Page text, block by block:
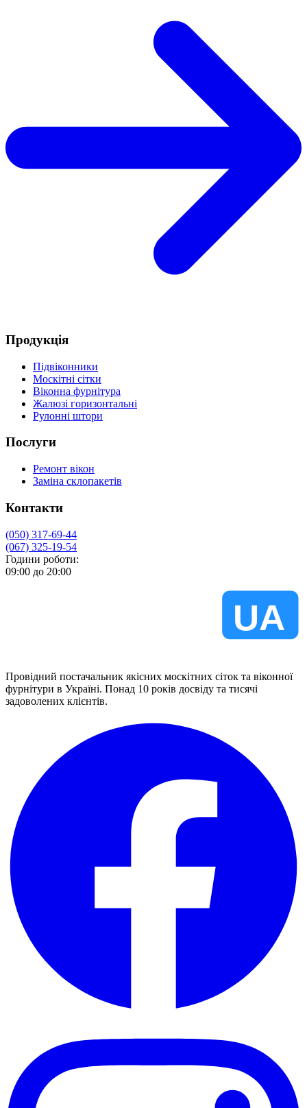
Продукція
Підвіконники
Москітні сітки
Віконна фурнітура
Жалюзі горизонтальні
Рулонні штори
Послуги
Ремонт вікон
Заміна склопакетів
Контакти
(050) 317-69-44
(067) 325-19-54
Години роботи:
09:00 до 20:00
UA
Провідний постачальник якісних москітних сіток та віконної
фурнітури в Україні. Понад 10 років досвіду та тисячі
задоволених клієнтів.